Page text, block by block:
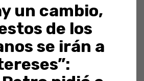
un cambio,
de los
se irán a